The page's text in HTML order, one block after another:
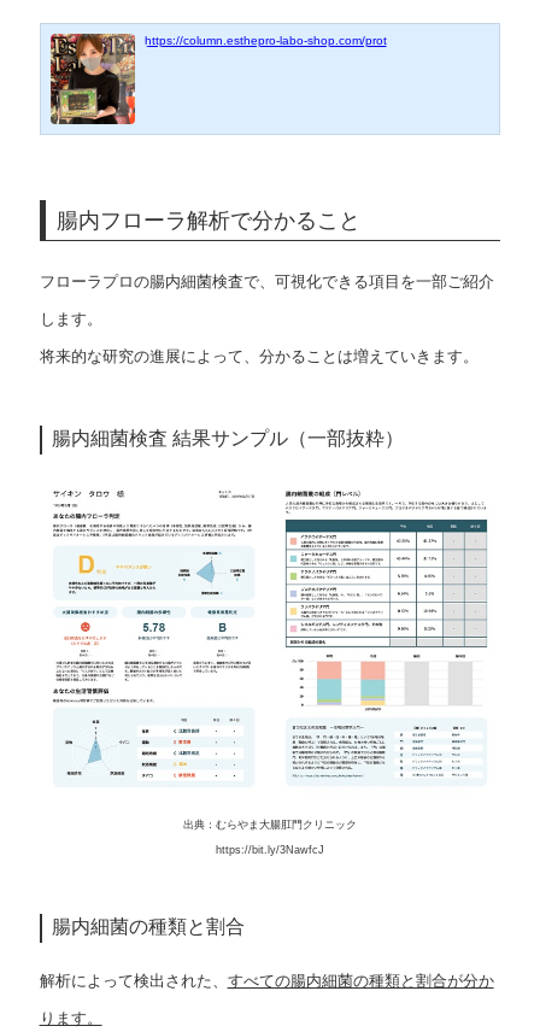
https://column.esthepro-labo-shop.com/prot
腸内フローラ解析で分かること
フローラプロの腸内細菌検査で、可視化できる項目を一部ご紹介
します。
将来的な研究の進展によって、分かることは増えていきます。
腸内細菌検査 結果サンプル（一部抜粋）
出典：むらやま大腸肛門クリニック
https://bit.ly/3NawfcJ
腸内細菌の種類と割合
解析によって検出された、 すべての腸内細菌の種類と割合が分か
ります。